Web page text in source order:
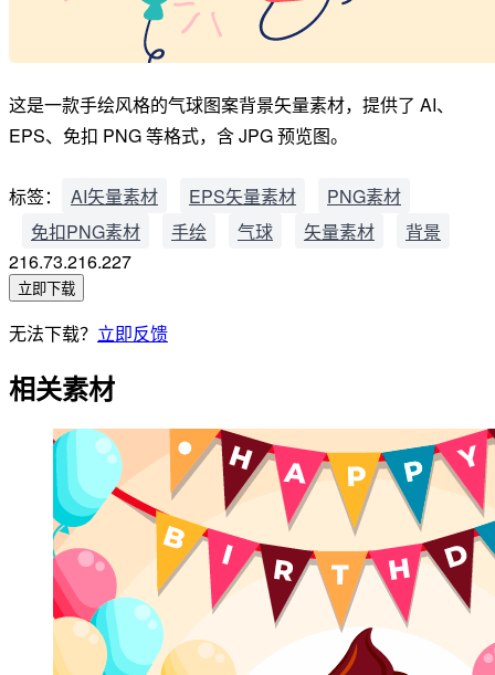
这是一款手绘风格的气球图案背景矢量素材，提供了 AI、
EPS、免扣 PNG 等格式，含 JPG 预览图。
标签： AI矢量素材 EPS矢量素材
PNG素材
免扣PNG素材
手绘 气球 矢量素材
背景
216.73.216.227
立即下载
无法下载？ 立即反馈
相关素材